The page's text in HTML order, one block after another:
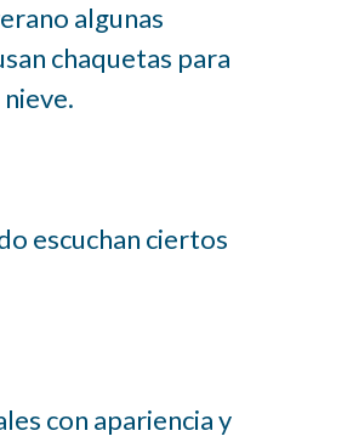
algunas
chaquetas para
escuchan ciertos
con apariencia y